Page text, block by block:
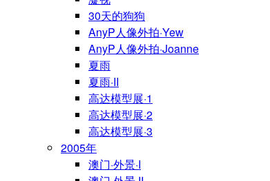
30天的狗狗
AnyP人像外拍·Yew
AnyP人像外拍·Joanne
夏雨
夏雨·II
高达模型展·1
高达模型展·2
高达模型展·3
2005年
澳门·外景·I